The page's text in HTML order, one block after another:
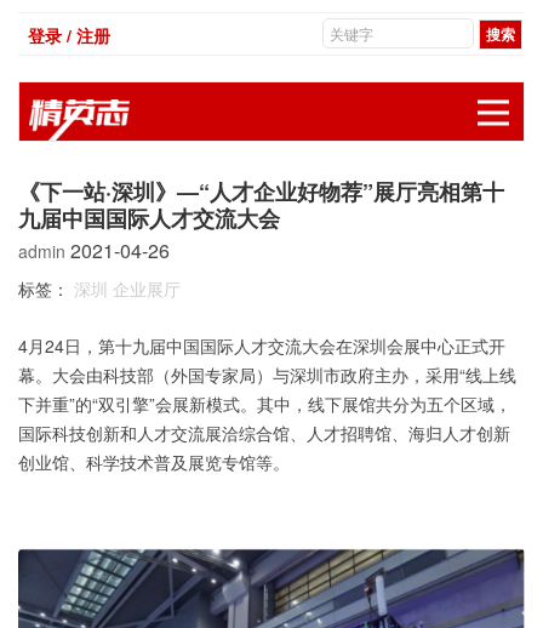
登录 / 注册
《下一站·深圳》—“人才企业好物荐”展厅亮相第十
九届中国国际人才交流大会
admin 2021-04-26
标签： 深圳 企业展厅
4月24日，第十九届中国国际人才交流大会在深圳会展中心正式开
幕。大会由科技部（外国专家局）与深圳市政府主办，采用“线上线
下并重”的“双引擎”会展新模式。其中，线下展馆共分为五个区域，
国际科技创新和人才交流展洽综合馆、人才招聘馆、海归人才创新
创业馆、科学技术普及展览专馆等。